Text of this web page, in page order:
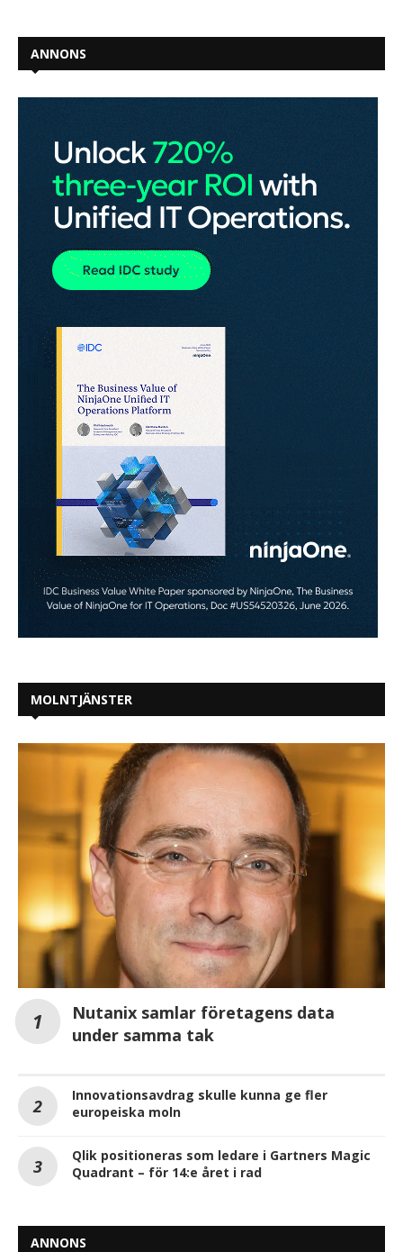
ANNONS
MOLNTJÄNSTER
Nutanix samlar företagens data
under samma tak
Innovationsavdrag skulle kunna ge fler
europeiska moln
Qlik positioneras som ledare i Gartners Magic
Quadrant – för 14:e året i rad
ANNONS